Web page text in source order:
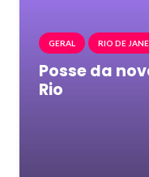
GERAL RIO DE
Posse da
Rio